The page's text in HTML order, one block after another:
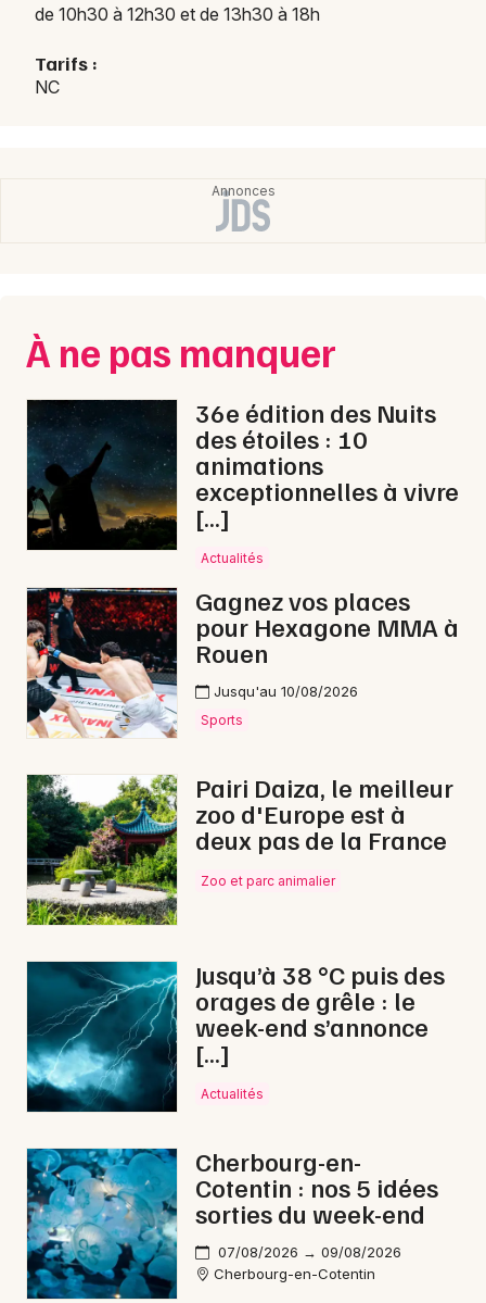
de 10h30 à 12h30 et de 13h30 à 18h
Tarifs :
NC
À ne pas manquer
36e édition des Nuits
des étoiles : 10
animations
exceptionnelles à vivre
[…]
Actualités
Gagnez vos places
pour Hexagone MMA à
Rouen
Jusqu'au 10/08/2026
Sports
Pairi Daiza, le meilleur
zoo d'Europe est à
deux pas de la France
Zoo et parc animalier
Jusqu’à 38 °C puis des
orages de grêle : le
week-end s’annonce
[…]
Actualités
Cherbourg-en-
Cotentin : nos 5 idées
sorties du week-end
07/08/2026 → 09/08/2026
Cherbourg-en-Cotentin